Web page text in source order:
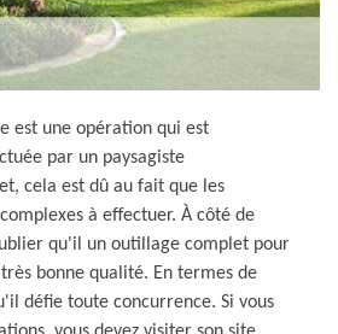
est une opération qui est
par un paysagiste
cela est dû au fait que les
à effectuer. À côté de
qu'il un outillage complet pour
bonne qualité. En termes de
défie toute concurrence. Si vous